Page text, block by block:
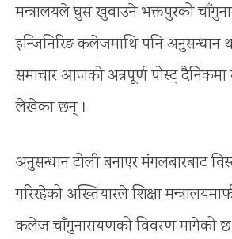
मन्त्रालयले घुस खुवाउने भक्तपुरको
इन्जिनिरिङ कलेजमाथि पनि अनुसन्धान
समाचार आजको अन्नपूर्ण पोस्ट् दैनिकमा
लेखेका छन् ।
अनुसन्धान टोली बनाएर मंगलबारबाट
गरिरहेको अख्तियारले शिक्षा
कलेज चाँगुनारायणको विवरण मागेको छ